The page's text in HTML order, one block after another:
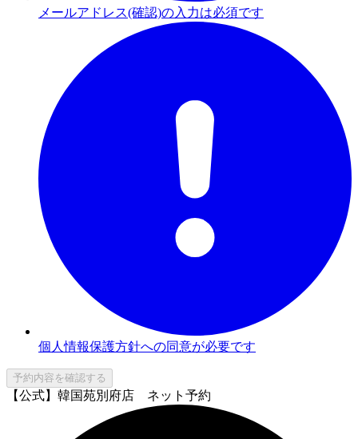
メールアドレス(確認)の入力は必須です
個人情報保護方針への同意が必要です
予約内容を確認する
【公式】韓国苑別府店 ネット予約